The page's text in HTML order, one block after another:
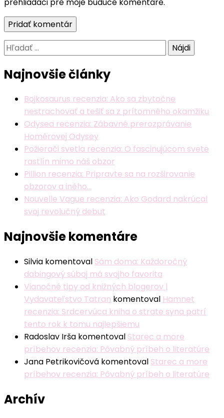
Hľadať:
Najnovšie články
Bojkosaurus recenzia: Ako sa zbytočne
nestrachovať a tešiť sa z prítomného okamžiku
Odysea recenzia: Zábavné prerozprávanie
Homérovej Odysey
Požierači svetla recenzia: O fascinujúcom svete
rastlín mimo náš obzor
Pillion recenzia: Pripravte sa na rozširovanie
obzorov a iného…
Nouvelle Vague recenzia: Ako Godard nakrúcal
svoj revolučný debut
Najnovšie komentáre
Silvia komentoval Sám doma: Každoročný
dabingový súboj má svojho favorita
Vianočné tipy od knižných blogerov |
Vydavateľstvo Tatran komentoval Hamnet
recenzia: Srdcervúca kniha o strate syna patrí
tento rok k tomu najlepšiemu
Radoslav Irša komentoval Starec a more
príbehov recenzia: Pôvabný príbeh o literatúre
Jana Petrikovičová komentoval Starec a more
príbehov recenzia: Pôvabný príbeh o literatúre
Archív